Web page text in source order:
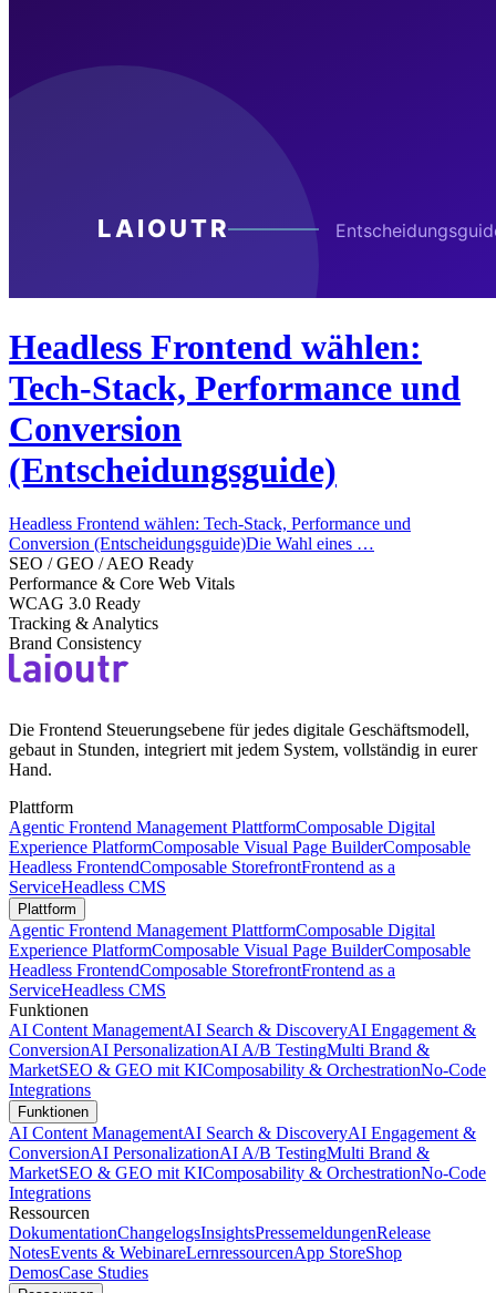
Headless Frontend wählen:
Tech-Stack, Performance und
Conversion
(Entscheidungsguide)
Headless Frontend wählen: Tech-Stack, Performance und
Conversion (Entscheidungsguide)Die Wahl eines …
SEO / GEO / AEO Ready
Performance & Core Web Vitals
WCAG 3.0 Ready
Tracking & Analytics
Brand Consistency
Die Frontend Steuerungsebene für jedes digitale Geschäftsmodell,
gebaut in Stunden, integriert mit jedem System, vollständig in eurer
Hand.
Plattform
Agentic Frontend Management PlattformComposable Digital
Experience PlatformComposable Visual Page BuilderComposable
Headless FrontendComposable StorefrontFrontend as a
ServiceHeadless CMS
Plattform
Agentic Frontend Management PlattformComposable Digital
Experience PlatformComposable Visual Page BuilderComposable
Headless FrontendComposable StorefrontFrontend as a
ServiceHeadless CMS
Funktionen
AI Content ManagementAI Search & DiscoveryAI Engagement &
ConversionAI PersonalizationAI A/B TestingMulti Brand &
MarketSEO & GEO mit KIComposability & OrchestrationNo-Code
Integrations
Funktionen
AI Content ManagementAI Search & DiscoveryAI Engagement &
ConversionAI PersonalizationAI A/B TestingMulti Brand &
MarketSEO & GEO mit KIComposability & OrchestrationNo-Code
Integrations
Ressourcen
DokumentationChangelogsInsightsPressemeldungenRelease
NotesEvents & WebinareLernressourcenApp StoreShop
DemosCase Studies